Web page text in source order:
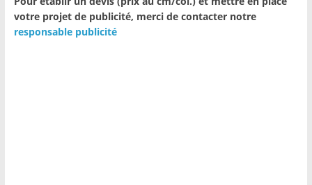
votre projet de publicité, merci de contacter notre
responsable publicité